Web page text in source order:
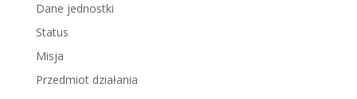
Dane jednostki
Status
Misja
Przedmiot działania